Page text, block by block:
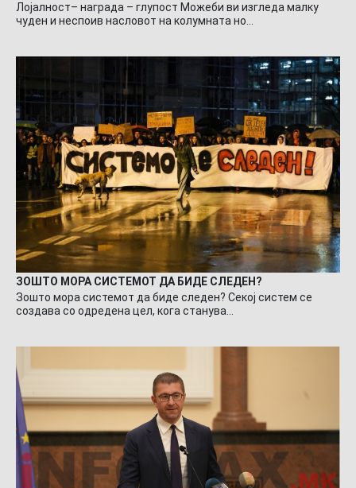
Лојалност– награда – глупост Можеби ви изгледа малку
чуден и неспоив насловот на колумната но…
ЗОШТО МОРА СИСТЕМОТ ДА БИДЕ СЛЕДЕН?
Зошто мора системот да биде следен? Секој систем се
создава со одредена цел, кога станува…